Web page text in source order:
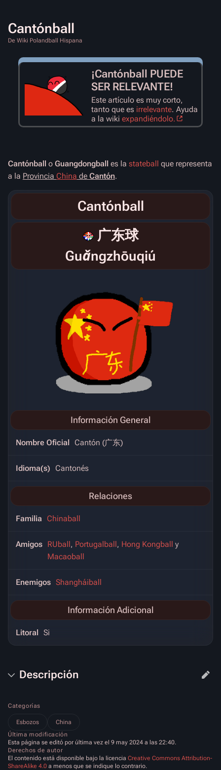
Cantónball
De Wiki Polandball Hispana
¡Cantónball PUEDE
SER RELEVANTE!
Este artículo es muy corto,
tanto que es irrelevante. Ayuda
a la wiki expandiéndolo.
Cantónball o Guangdongball es la stateball que representa
a la Provincia China de Cantón.
Cantónball
广东球
Guǎngzhōuqiú
Información General
Nombre Oficial Cantón (广东)
Idioma(s) Cantonés
Relaciones
Familia Chinaball
Amigos RUball, Portugalball, Hong Kongball y
Macaoball
Enemigos Shangháiball
Información Adicional
Litoral Si
Descripción
Categorías
Esbozos
China
Última modificación
Esta página se editó por última vez el 9 may 2024 a las 22:40.
Derechos de autor
El contenido está disponible bajo la licencia Creative Commons Attribution-
ShareAlike 4.0 a menos que se indique lo contrario.